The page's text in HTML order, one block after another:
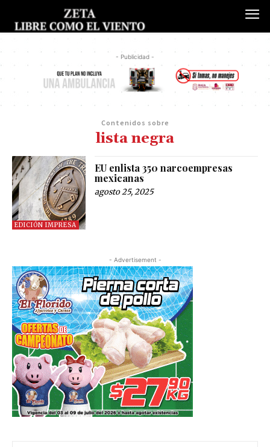
- Publicidad -
Contenidos sobre
lista negra
EDICIÓN IMPRESA
EU enlista 350 narcoempresas
mexicanas
agosto 25, 2025
- Advertisement -